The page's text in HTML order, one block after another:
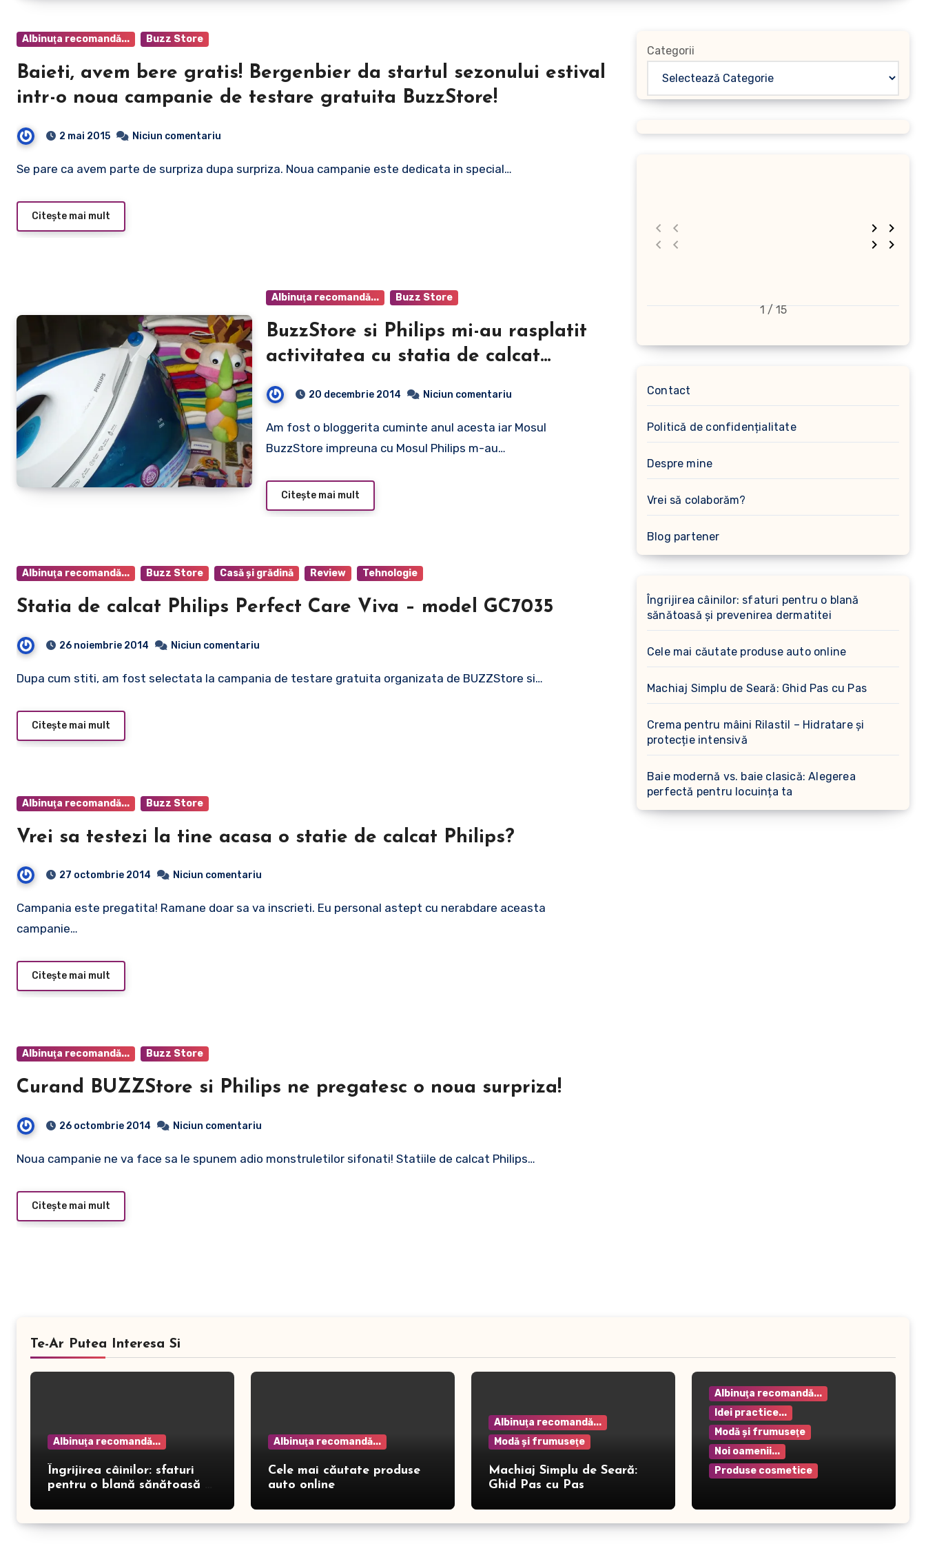
Albinuţa recomandă... Buzz Store
Baieti, avem bere gratis! Bergenbier da startul sezonului estival
intr-o noua campanie de testare gratuita BuzzStore!
2 mai 2015 Niciun comentariu
Se pare ca avem parte de surpriza dupa surpriza. Noua campanie este dedicata in special…
Citește mai mult
Albinuţa recomandă... Buzz Store
BuzzStore si Philips mi-au rasplatit
activitatea cu statia de calcat
Philips Perfect Care Viva
20 decembrie 2014 Niciun comentariu
Am fost o bloggerita cuminte anul acesta iar Mosul
BuzzStore impreuna cu Mosul Philips m-au…
Citește mai mult
Albinuţa recomandă... Buzz Store Casă şi grădină Review Tehnologie
Statia de calcat Philips Perfect Care Viva – model GC7035
26 noiembrie 2014 Niciun comentariu
Dupa cum stiti, am fost selectata la campania de testare gratuita organizata de BUZZStore si…
Citește mai mult
Albinuţa recomandă... Buzz Store
Vrei sa testezi la tine acasa o statie de calcat Philips?
27 octombrie 2014 Niciun comentariu
Campania este pregatita! Ramane doar sa va inscrieti. Eu personal astept cu nerabdare aceasta
campanie…
Citește mai mult
Albinuţa recomandă... Buzz Store
Curand BUZZStore si Philips ne pregatesc o noua surpriza!
26 octombrie 2014 Niciun comentariu
Noua campanie ne va face sa le spunem adio monstruletilor sifonati! Statiile de calcat Philips…
Citește mai mult
Categorii
1 / 15
Contact
Politică de confidențialitate
Despre mine
Vrei să colaborăm?
Blog partener
Îngrijirea câinilor: sfaturi pentru o blană
sănătoasă și prevenirea dermatitei
Cele mai căutate produse auto online
Machiaj Simplu de Seară: Ghid Pas cu Pas
Crema pentru mâini Rilastil – Hidratare și
protecție intensivă
Baie modernă vs. baie clasică: Alegerea
perfectă pentru locuința ta
Te-Ar Putea Interesa Si
Albinuţa recomandă...
Îngrijirea câinilor: sfaturi
pentru o blană sănătoasă și
Albinuţa recomandă...
Cele mai căutate produse
auto online
Albinuţa recomandă...
Modă şi frumuseţe
Machiaj Simplu de Seară:
Ghid Pas cu Pas
Albinuţa recomandă...
Idei practice...
Modă şi frumuseţe
Noi oamenii...
Produse cosmetice
intensivă